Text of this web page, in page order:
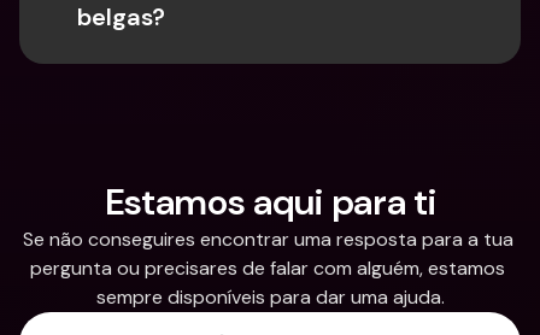
belgas?
Estamos aqui para ti
Se não conseguires encontrar uma resposta para a tua
pergunta ou precisares de falar com alguém, estamos
sempre disponíveis para dar uma ajuda.